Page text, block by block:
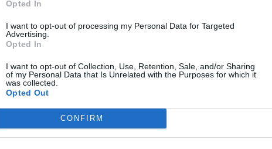
Opted In
I want to opt-out of processing my Personal Data for Targeted
Advertising.
Opted In
I want to opt-out of Collection, Use, Retention, Sale, and/or Sharing
of my Personal Data that Is Unrelated with the Purposes for which it
was collected.
Opted Out
CONFIRM
Playlists
G H I J K L M N O P Q R